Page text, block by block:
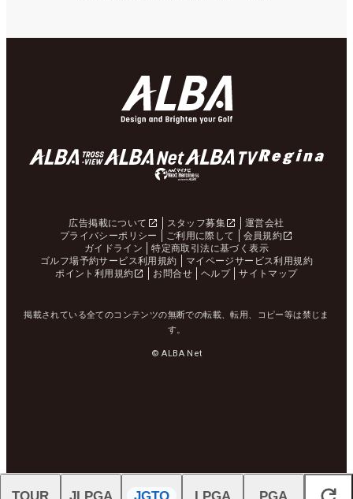
広告掲載について スタッフ募集
運営会社
プライバシーポリシー
ご利用に際して
会員規約
ガイドライン
特定商取引法に基づく表示
ゴルフ場予約サービス利用規約
マイページサービス利用規約
ポイント利用規約
お問合せ ヘルプ サイトマップ
掲載されている全てのコンテンツの無断での転載、転用、コピー等は禁じま
す。
© ALBA Net
TOUR JLPGA JGTO LPGA PGA